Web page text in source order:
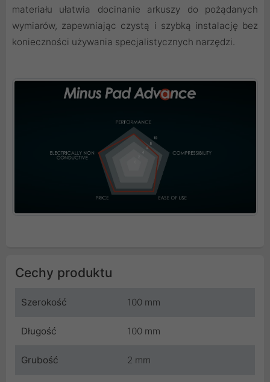
materiału ułatwia docinanie arkuszy do pożądanych
wymiarów, zapewniając czystą i szybką instalację bez
konieczności używania specjalistycznych narzędzi.
Cechy produktu
Szerokość 100 mm
Długość 100 mm
Grubość 2 mm